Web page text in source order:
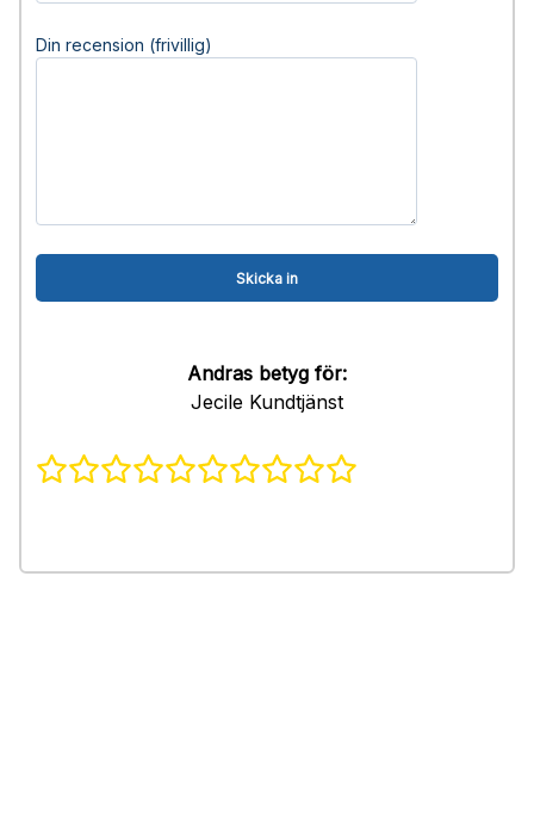
Din recension (frivillig)
Andras betyg för:
Jecile Kundtjänst